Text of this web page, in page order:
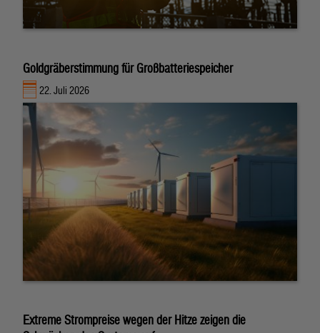
Goldgräberstimmung für Großbatteriespeicher
22. Juli 2026
Extreme Strompreise wegen der Hitze zeigen die